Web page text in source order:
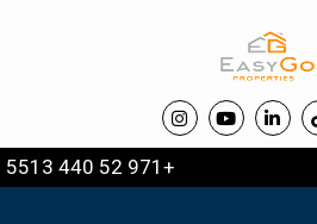
+971 52 440 5513